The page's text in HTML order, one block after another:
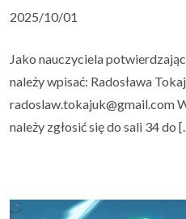
2025/10/01
Jako nauczyciela
należy wpisać: Radosława
radoslaw.tokajuk@gmail.com
należy zgłosić się do sali 34 do